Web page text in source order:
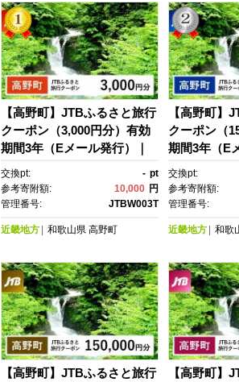
【高野町】JTBふるさと旅行
クーポン（3,000円分）有効
期間3年（Eメール発行）｜
旅行 トラベル 予約 国内旅
行 JTB 宿泊 観光 体験 旅行
券 宿泊券 旅行予約 ホテ
れ カップル 家族 人気 おすす
イン ネット予約 電話 有効期
間3年
交換pt: - pt
参考寄附額:
10,000 円
管理番号:
JTBW003T
近畿地方 和歌山県 高野町
【高野町】
クーポン（
期間3年（E
旅行 トラベ
行 JTB 宿泊
券 宿泊券
れ カップル
イン ネット
間3年
交換pt:
参考寄附額:
管理番号:
近畿地方 和歌
【高野町】JTBふるさと旅行
【高野町】